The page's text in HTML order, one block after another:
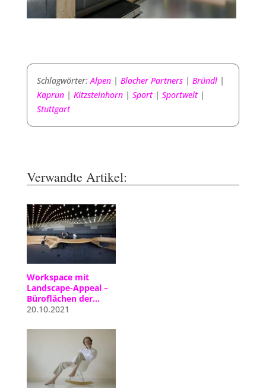
Schlagwörter: Alpen| Blocher Partners| Bründl|
Kaprun| Kitzsteinhorn| Sport| Sportwelt|
Stuttgart
Verwandte Artikel:
Workspace mit
Landscape-Appeal –
Büroflächen der…
20.10.2021